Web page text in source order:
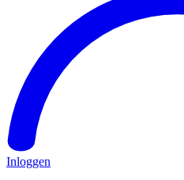
Inloggen